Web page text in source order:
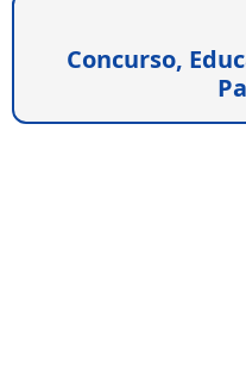
Concurso,